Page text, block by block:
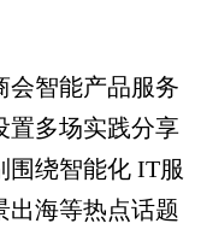
智能产品服务
置多场实践分享
围绕智能化 IT服
出海等热点话题